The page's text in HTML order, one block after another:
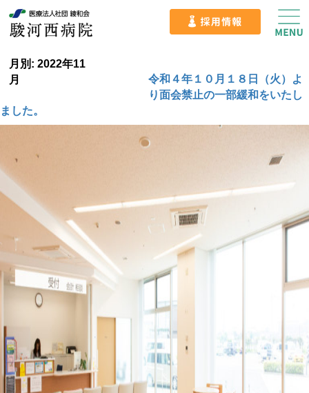
月別: 2022年11
月
令和４年１０月１８日（火）よ
り面会禁止の一部緩和をいたし
ました。